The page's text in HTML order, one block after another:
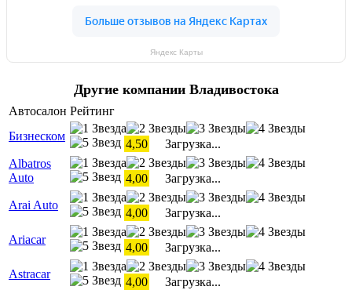
Яндекс Карты
Другие компании Владивостока
Автосалон Рейтинг
Бизнеском
4,50
Загрузка...
Albatros
Auto
4,00
Загрузка...
Arai Auto
4,00
Загрузка...
Ariacar
4,00
Загрузка...
Astracar
4,00
Загрузка...